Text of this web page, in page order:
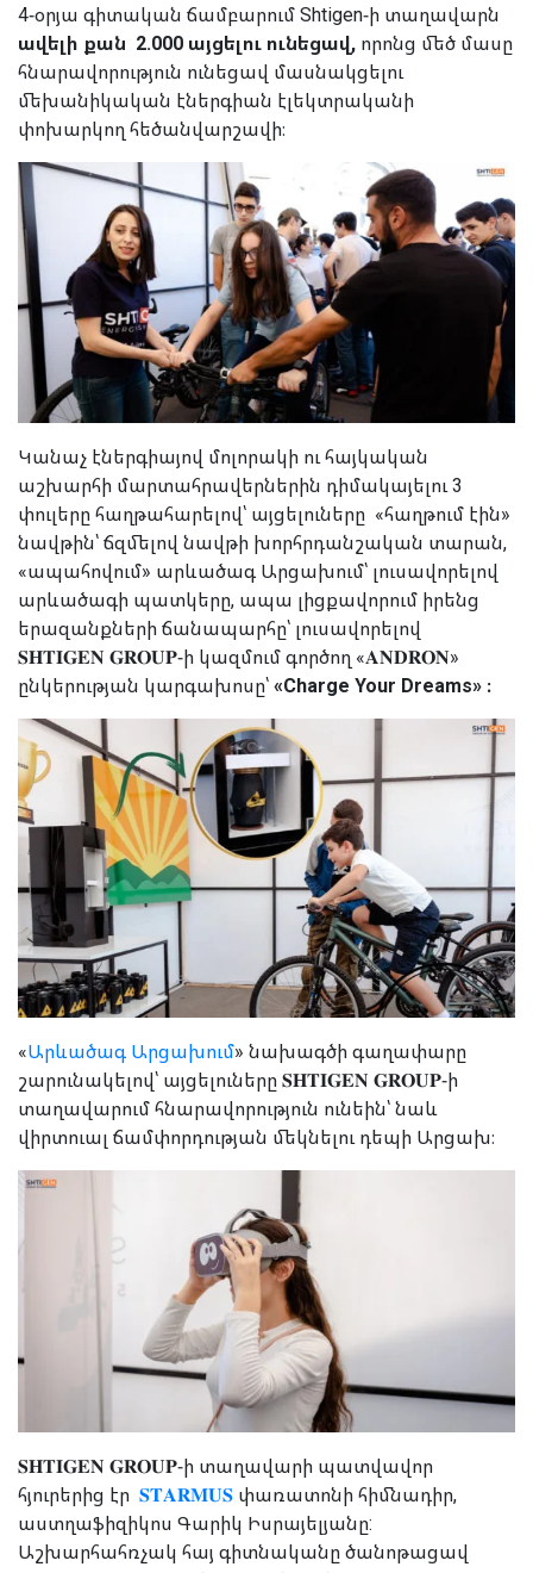
4-օրյա գիտական ճամբարումShtigen-ի տաղավարն
ավելի քան 2.000 այցելու ունեցավ, որոնց մեծ մասը
հնարավորություն ունեցավ մասնակցելու
մեխանիկական էներգիան էլեկտրականի
փոխարկող հեծանվարշավի։
Կանաչ էներգիայով մոլորակի ու հայկական
աշխարհի մարտահրավերներին դիմակայելու 3
փուլերը հաղթահարելով՝ այցելուները «հաղթում էին»
նավթին՝ ճզմելով նավթի խորհրդանշական տարան,
«ապահովում» արևածագ Արցախում՝ լուսավորելով
արևածագի պատկերը, ապա լիցքավորում իրենց
երազանքների ճանապարհը՝ լուսավորելով
𝐒𝐇𝐓𝐈𝐆𝐄𝐍 𝐆𝐑𝐎𝐔𝐏-ի կազմում գործող «𝐀𝐍𝐃𝐑𝐎𝐍»
ընկերության կարգախոսը՝«Charge Your Dreams» ։
«Արևածագ Արցախում» նախագծի գաղափարը
շարունակելով՝ այցելուները𝐒𝐇𝐓𝐈𝐆𝐄𝐍 𝐆𝐑𝐎𝐔𝐏-ի
տաղավարում հնարավորություն ունեին՝ նաև
վիրտուալ ճամփորդության մեկնելու դեպի Արցախ։
𝐒𝐇𝐓𝐈𝐆𝐄𝐍 𝐆𝐑𝐎𝐔𝐏-ի տաղավարի պատվավոր
հյուրերից էր 𝐒𝐓𝐀𝐑𝐌𝐔𝐒 փառատոնի հիմնադիր,
աստղաֆիզիկոս Գարիկ Իսրայելյանը:
Աշխարհահռչակ հայ գիտնականը ծանոթացավ